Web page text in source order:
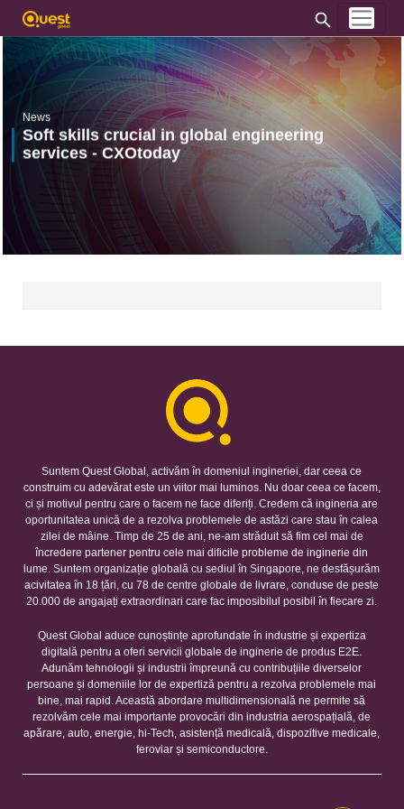
News
Soft skills crucial in global engineering
services - CXOtoday
Suntem Quest Global, activăm în domeniul ingineriei, dar ceea ce
construim cu adevărat este un viitor mai luminos. Nu doar ceea ce facem,
ci și motivul pentru care o facem ne face diferiți. Credem că ingineria are
oportunitatea unică de a rezolva problemele de astăzi care stau în calea
zilei de mâine. Timp de 25 de ani, ne-am străduit să fim cel mai de
încredere partener pentru cele mai dificile probleme de inginerie din
lume. Suntem organizație globală cu sediul în Singapore, ne desfășurăm
acivitatea în 18 țări, cu 78 de centre globale de livrare, conduse de peste
20.000 de angajați extraordinari care fac imposibilul posibil în fiecare zi.
Quest Global aduce cunoștințe aprofundate în industrie și expertiza
digitală pentru a oferi servicii globale de inginerie de produs E2E.
Adunăm tehnologii și industrii împreună cu contribuțiile diverselor
persoane și domeniile lor de expertiză pentru a rezolva problemele mai
bine, mai rapid. Această abordare multidimensională ne permite să
rezolvăm cele mai importante provocări din industria aerospațială, de
apărare, auto, energie, hi-Tech, asistență medicală, dispozitive medicale,
feroviar și semiconductore.